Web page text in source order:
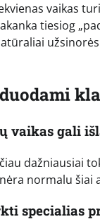
vaikas
tiesiog
vaikas gali
dažniausiai
normalu šiai
specialias